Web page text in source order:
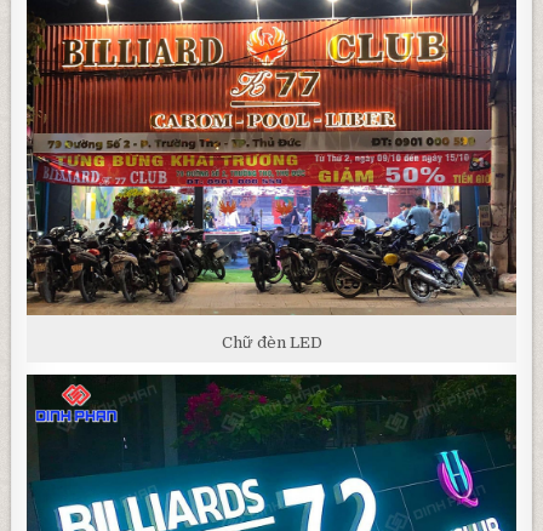
Chữ đèn LED